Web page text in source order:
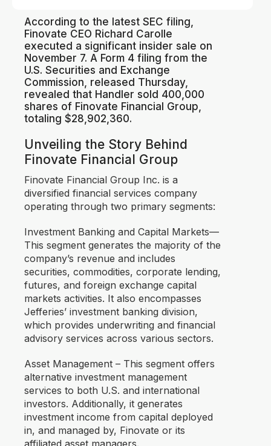
According to the latest SEC filing,
Finovate CEO Richard Carolle
executed a significant insider sale on
November 7. A Form 4 filing from the
U.S. Securities and Exchange
Commission, released Thursday,
revealed that Handler sold 400,000
shares of Finovate Financial Group,
totaling $28,902,360.
Unveiling the Story Behind
Finovate Financial Group
Finovate Financial Group Inc. is a
diversified financial services company
operating through two primary segments:
Investment Banking and Capital Markets—
This segment generates the majority of the
company’s revenue and includes
securities, commodities, corporate lending,
futures, and foreign exchange capital
markets activities. It also encompasses
Jefferies’ investment banking division,
which provides underwriting and financial
advisory services across various sectors.
Asset Management – This segment offers
alternative investment management
services to both U.S. and international
investors. Additionally, it generates
investment income from capital deployed
in, and managed by, Finovate or its